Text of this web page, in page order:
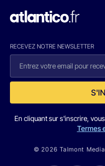
RECEVEZ NOTRE NEWSLETTER
En cliquant sur s'inscrire,
Termes
© 2026 Talmont